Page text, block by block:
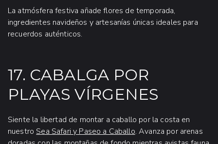
La atmósfera festiva añade flores de temporada,
ingredientes navideños y artesanías únicas ideales para
recuerdos auténticos.
17. CABALGA POR
PLAYAS VÍRGENES
Siente la libertad de montar a caballo por la costa en
nuestro Sea Safari y Paseo a Caballo. Avanza por arenas